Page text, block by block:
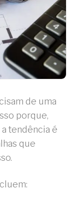
de uma
porque,
a tendência é
que